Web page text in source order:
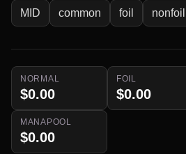
MID common foil nonfoil
NORMAL
$0.00
FOIL
$0.00
MANAPOOL
$0.00